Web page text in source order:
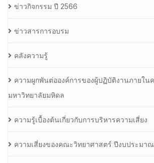
ข่าวกิจกรรม ปี 2566
ข่าวสารการอบรม
คลังความรู้
ความผูกพันต่อองค์การของผู้ปฏิบัติงานภายใน
มหาวิทยาลัยมหิดล
ความรู้เบื้องต้นเกี่ยวกับการบริหารความเสี่ยง
ความเสี่ยงของคณะวิทยาศาสตร์ ปีงบประมา